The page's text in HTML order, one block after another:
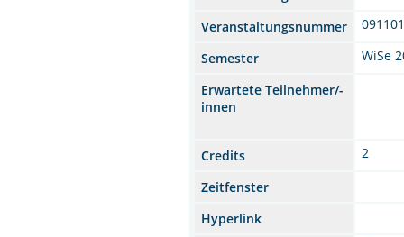
Veranstaltungsnummer
Semester
WiSe
Erwartete Teilnehmer/-
innen
Credits
2
Zeitfenster
Hyperlink